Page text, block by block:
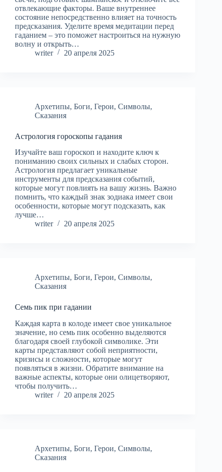
отвлекающие факторы. Ваше внутреннее
состояние непосредственно влияет на точность
предсказания. Уделите время медитации перед
гаданием – это поможет настроиться на нужную
волну и открыть…
writer
20 апреля 2025
Архетипы, Боги, Герои, Символы,
Сказания
Астрология гороскопы гадания
Изучайте ваш гороскоп и находите ключ к
пониманию своих сильных и слабых сторон.
Астрология предлагает уникальные
инструменты для предсказания событий,
которые могут повлиять на вашу жизнь. Важно
помнить, что каждый знак зодиака имеет свои
особенности, которые могут подсказать, как
лучше…
writer
20 апреля 2025
Архетипы, Боги, Герои, Символы,
Сказания
Семь пик при гадании
Каждая карта в колоде имеет свое уникальное
значение, но семь пик особенно выделяются
благодаря своей глубокой символике. Эти
карты представляют собой неприятности,
кризисы и сложности, которые могут
появляться в жизни. Обратите внимание на
важные аспекты, которые они олицетворяют,
чтобы получить…
writer
20 апреля 2025
Архетипы, Боги, Герои, Символы,
Сказания